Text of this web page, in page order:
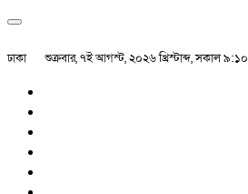
ঢাকা শুক্রবার, ৭ই আগস্ট, ২০২৬ খ্রিস্টাব্দ, সকাল ৯:১০